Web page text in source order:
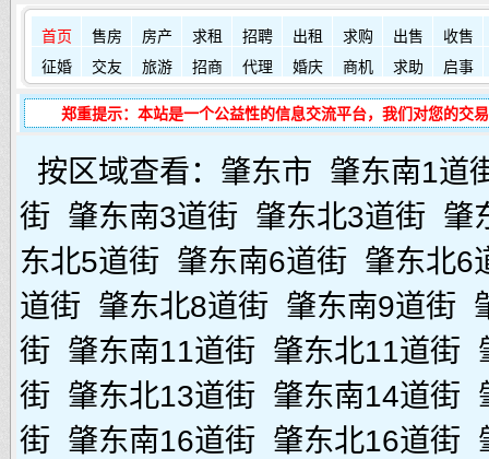
365,肇东365信息
港|www.zhaodongshi.com
365,肇东365信息
港|www.zhaodongshi.com
港
如何发布信息？ 如何固定
首页 售房 房产 求租 招聘 出租 求购 出售
收售
征婚
交友 旅游 招商 代理 婚庆 商机 求助 启事
郑重提示：本站是一个公益性的信息交流平台，我们对您的交
按区域查看： 肇东市 肇东南1道
街 肇东南3道街 肇东北3道街 肇
东北5道街 肇东南6道街 肇东北6
道街 肇东北8道街 肇东南9道街
街 肇东南11道街 肇东北11道街
街 肇东北13道街 肇东南14道街
街 肇东南16道街 肇东北16道街